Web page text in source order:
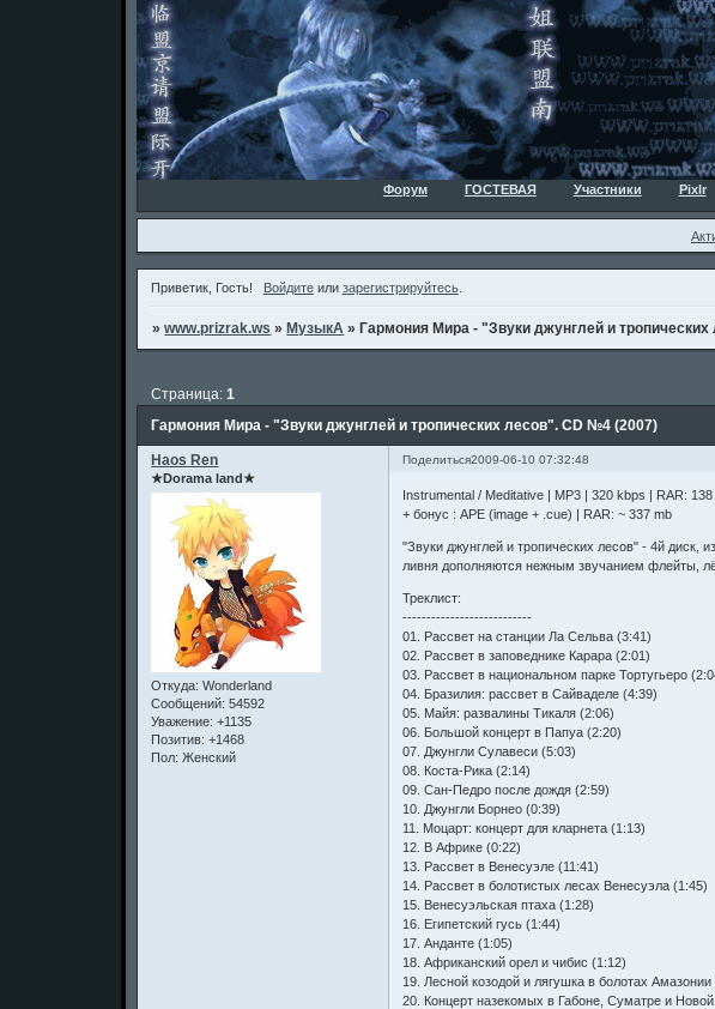
Форум ГОСТЕВАЯ Участники Pixlr
Приветик, Гость! Войдитеили зарегистрируйтесь.
»www.prizrak.ws » МузыкА » Гармония Мира - "Звуки джунглей и
Гармония Мира - "Звуки джунглей и тропических лесов". CD №4 (2007)
Страница:1
Поделиться2009-06-10 07:32:48
Haos Ren
★Dorama land★
Откуда: Wonderland
Сообщений: 54592
Уважение: +1135
Позитив: +1468
Пол: Женский
Instrumental / Meditative | MP3 | 320 kbps | RAR:
+ бонус : APE (image + .cue) | RAR: ~ 337 mb
"Звуки джунглей и тропических лесов" - 4й диск,
ливня дополняются нежным звучанием флейты,
Треклист:
---------------------------
01. Рассвет на станции Ла Сельва (3:41)
02. Рассвет в заповеднике Карара (2:01)
03. Рассвет в национальном парке Тортугьеро
04. Бразилия: рассвет в Сайваделе (4:39)
05. Майя: развалины Тикаля (2:06)
06. Большой концерт в Папуа (2:20)
07. Джунгли Сулавеси (5:03)
08. Коста-Рика (2:14)
09. Сан-Педро после дождя (2:59)
10. Джунгли Борнео (0:39)
11. Моцарт: концерт для кларнета (1:13)
12. В Африке (0:22)
13. Рассвет в Венесуэле (11:41)
14. Рассвет в болотистых лесах Венесуэла (1:45)
15. Венесуэльская птаха (1:28)
16. Египетский гусь (1:44)
17. Анданте (1:05)
18. Африканский орел и чибис (1:12)
19. Лесной козодой и лягушка в болотах Амазонии
20. Концерт назекомых в Габоне, Суматре и